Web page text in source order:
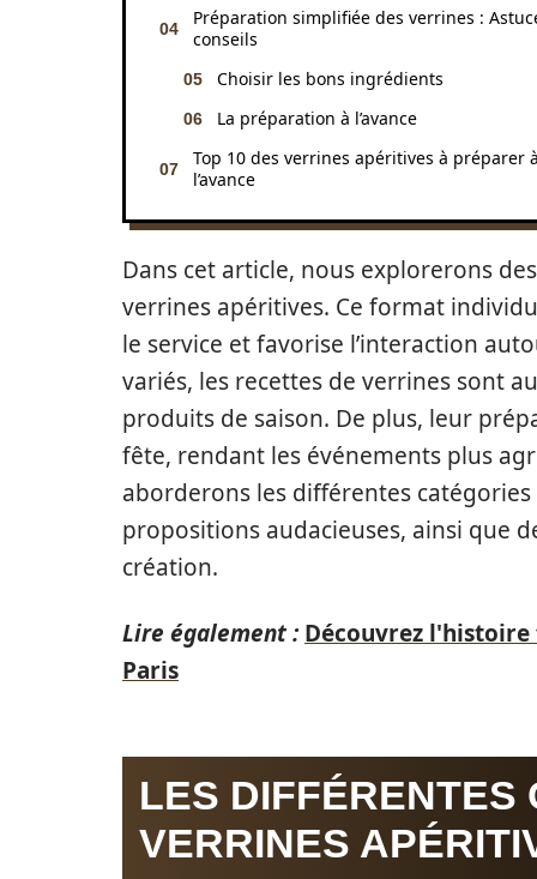
Préparation simplifiée des verrines :
conseils
Choisir les bons ingrédients
La préparation à l’avance
Top 10 des verrines apéritives à préparer
l’avance
Dans cet article, nous explorerons
verrines apéritives. Ce format
le service et favorise l’interaction
variés, les recettes de verrines sont
produits de saison. De plus, leur
fête, rendant les événements plus
aborderons les différentes
propositions audacieuses, ainsi que
création.
Lire également : Découvrez l'histoire
Paris
LES DIFFÉRENTES
VERRINES